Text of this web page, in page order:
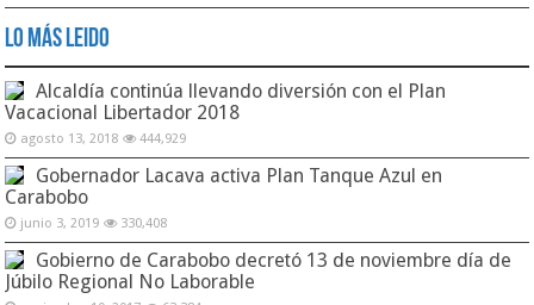
Lo Más Leido
Alcaldía continúa llevando diversión con el Plan
Vacacional Libertador 2018
agosto 13, 2018 444,929
Gobernador Lacava activa Plan Tanque Azul en
Carabobo
junio 3, 2019 330,408
Gobierno de Carabobo decretó 13 de noviembre día de
Júbilo Regional No Laborable